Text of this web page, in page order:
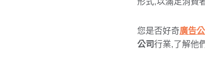
您是否好奇廣告
公司行業,了解他